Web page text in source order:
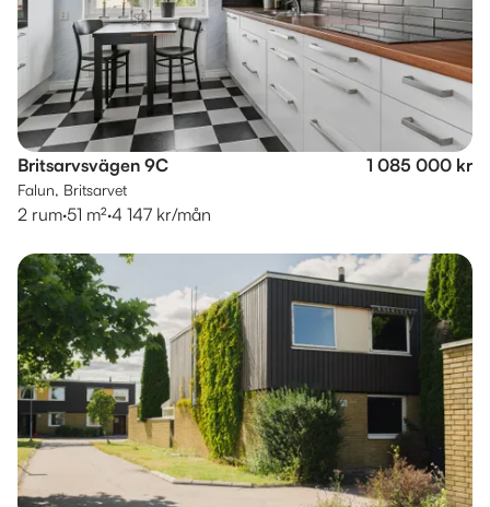
Britsarvsvägen 9C 1 085 000 kr
Falun, Britsarvet
2 rum·51 m²·4 147 kr/mån